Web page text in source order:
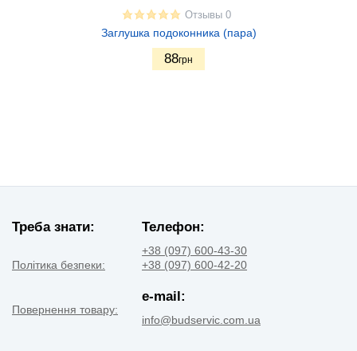
Отзывы 0
Заглушка подоконника (пара)
88грн
Треба знати:
Політика безпеки:
Повернення товару:
Телефон:
+38 (097) 600-43-30
+38 (097) 600-42-20
e-mail:
info@budservic.com.ua